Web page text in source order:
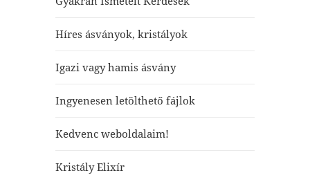
Híres ásványok, kristályok
Igazi vagy hamis ásvány
Ingyenesen letölthető fájlok
Kedvenc weboldalaim!
Kristály Elixír